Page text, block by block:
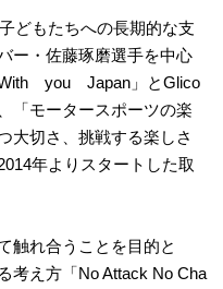
どもたちへの長期的な支
ー・佐藤琢磨選手を中心
With you Japan」とGlico
「モータースポーツの楽
大切さ、挑戦する楽しさ
年よりスタートした取
触れ合うことを目的と
考え方「No Attack No Cha